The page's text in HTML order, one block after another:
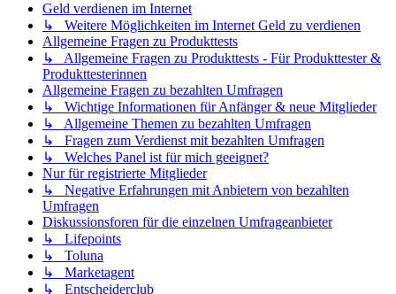
Geld verdienen im Internet
↳ Weitere Möglichkeiten im Internet Geld zu verdienen
Allgemeine Fragen zu Produkttests
↳ Allgemeine Fragen zu Produkttests - Für Produkttester &
Produkttesterinnen
Allgemeine Fragen zu bezahlten Umfragen
↳ Wichtige Informationen für Anfänger & neue Mitglieder
↳ Allgemeine Themen zu bezahlten Umfragen
↳ Fragen zum Verdienst mit bezahlten Umfragen
↳ Welches Panel ist für mich geeignet?
Nur für registrierte Mitglieder
↳ Negative Erfahrungen mit Anbietern von bezahlten
Umfragen
Diskussionsforen für die einzelnen Umfrageanbieter
↳ Lifepoints
↳ Toluna
↳ Marketagent
↳ Entscheiderclub